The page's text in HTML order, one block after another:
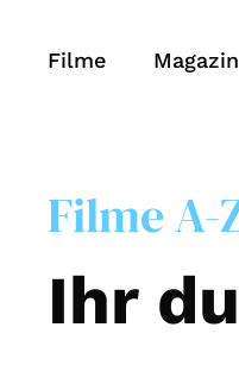
Filme Magazin
Filme A-
Ihr